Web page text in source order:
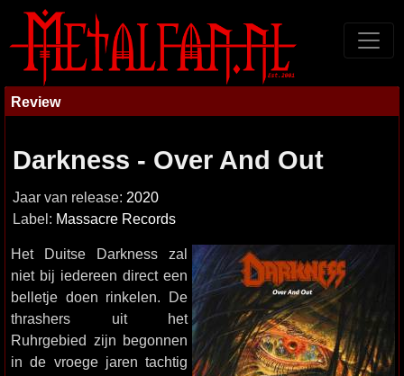
Review
Darkness - Over And Out
Jaar van release: 2020
Label: Massacre Records
Het Duitse Darkness zal
niet bij iedereen direct een
belletje doen rinkelen. De
thrashers uit het
Ruhrgebied zijn begonnen
in de vroege jaren tachtig